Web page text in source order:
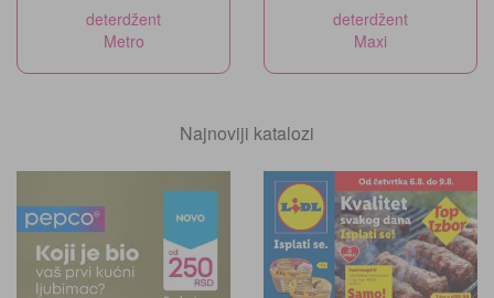
deterdžent
Metro
deterdžent
Maxi
Najnoviji katalozi